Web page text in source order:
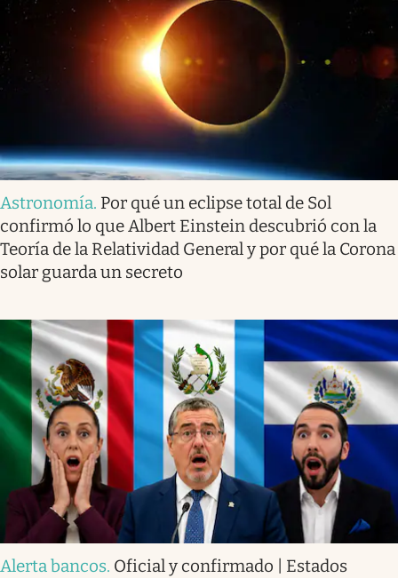
Astronomía. Por qué un eclipse total de Sol
confirmó lo que Albert Einstein descubrió con la
Teoría de la Relatividad General y por qué la Corona
solar guarda un secreto
Alerta bancos. Oficial y confirmado | Estados